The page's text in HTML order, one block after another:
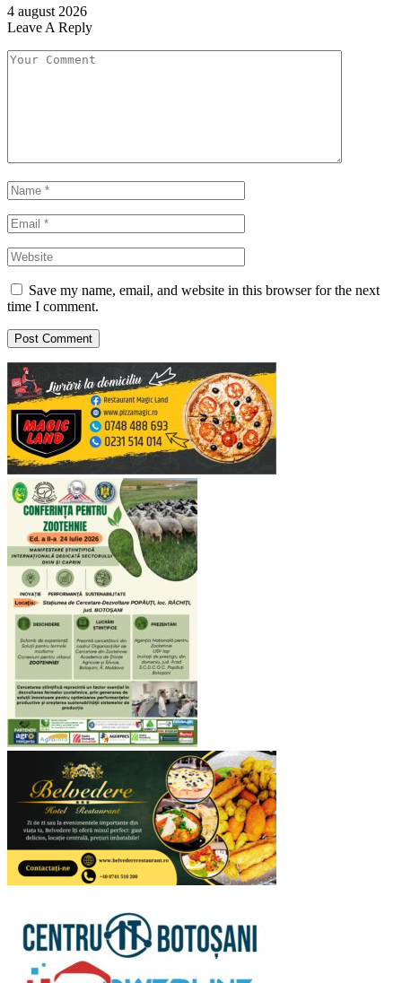
4 august 2026
Leave A Reply
Save my name, email, and website in this browser for the next
time I comment.